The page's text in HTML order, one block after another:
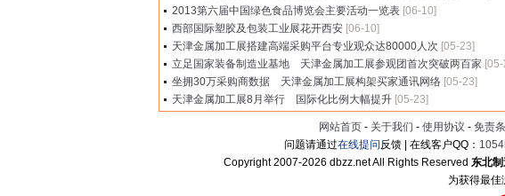
2013第六届中国绿色食品博览会主要活动一览表 [06-10]
西部国际塑胶及包装工业展花开西安 [06-10]
天津金属加工展搭建高端采购平台专业观众达80000人次 [05-23]
立足国家装备制造业基地 天津金属加工展参观团首次突破两百家
坐拥30万采购商数据 天津金属加工展构架买家通讯网络 [05-23]
天津金属加工展8月举行 国际化比例大幅提升 [05-23]
网站首页 - 关于我们 - 使用协议 - 免责
问题请通过在线提问反馈 | 在线客户QQ：
Copyright 2007-2026 dbzz.net All Rights Reserved 东北制
为获得最